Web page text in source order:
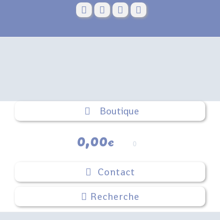
Boutique
0,00€ 0
Contact